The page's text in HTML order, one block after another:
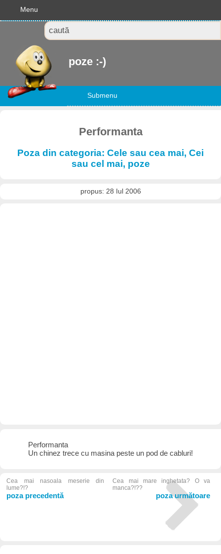
Menu
poze :-)
Submenu
Performanta
Poza din categoria: Cele sau cea mai, Cei
sau cel mai, poze
propus: 28 Iul 2006
Performanta
Un chinez trece cu masina peste un pod de cabluri!
Cea mai nasoala meserie din
lume?!?
poza precedentă
Cea mai mare inghetata? O va
manca?!??
poza următoare